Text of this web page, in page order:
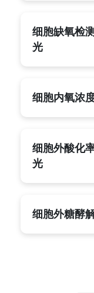
细胞缺氧检
光
细胞内氧浓
细胞外酸化
光
细胞外糖酵